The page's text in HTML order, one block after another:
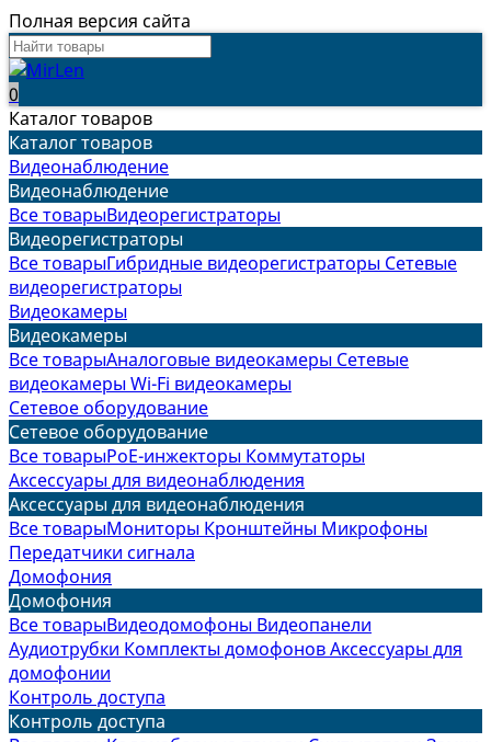
Полная версия сайта
0
Каталог товаров
Каталог товаров
Видеонаблюдение
Видеонаблюдение
Все товарыВидеорегистраторы
Видеорегистраторы
Все товарыГибридные видеорегистраторы Сетевые
видеорегистраторы
Видеокамеры
Видеокамеры
Все товарыАналоговые видеокамеры Сетевые
видеокамерыWi-Fi видеокамеры
Сетевое оборудование
Сетевое оборудование
Все товарыPoE-инжекторы Коммутаторы
Аксессуары для видеонаблюдения
Аксессуары для видеонаблюдения
Все товарыМониторы Кронштейны Микрофоны
Передатчики сигнала
Домофония
Домофония
Все товарыВидеодомофоны Видеопанели
Аудиотрубки Комплекты домофоновАксессуары для
домофонии
Контроль доступа
Контроль доступа